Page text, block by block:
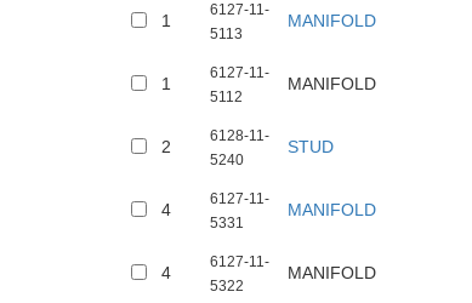
1
6127-11-
5113
MANIFOLD
1
6127-11-
5112
MANIFOLD
2
6128-11-
5240
STUD
4
6127-11-
5331
MANIFOLD
4
6127-11-
5322
MANIFOLD